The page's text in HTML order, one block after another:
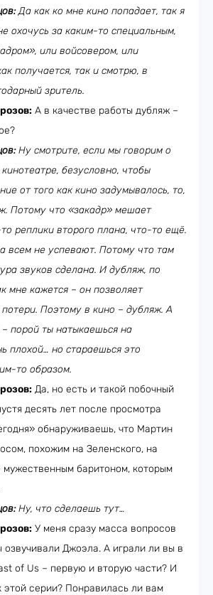
Да как ко мне кино попадает, так я
охочусь за каким-то специальным,
или войсовером, или
получается, так и смотрю, в
зритель.
А в качестве работы дубляж –
Ну смотрите, если мы говорим о
безусловно, чтобы
от того как кино задумывалось, то,
Потому что «закадр» мешает
реплики второго плана, что-то ещё.
всем не успевают. Потому что там
звуков сделана. И дубляж, по
мне кажется – он позволяет
Поэтому в кино – дубляж. А
порой ты натыкаешься на
плохой… но стараешься это
то образом.
Да, но есть и такой побочный
десять лет после просмотра
обнаруживаешь, что Мартин
похожим на Зеленского, на
баритоном, которым
Ну, что сделаешь тут…
У меня сразу масса вопросов
озвучивали Джоэла. А играли ли вы в
of Us – первую и вторую части? И
этой серии? Понравилась ли вам